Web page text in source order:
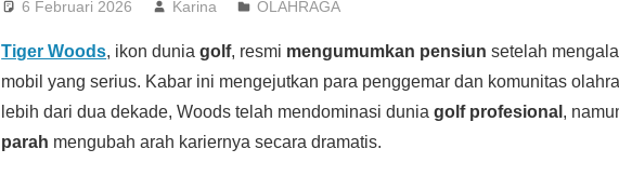
6 Februari 2026 Karina OLAHRAGA
Tiger Woods, ikon duniagolf, resmi mengumumkan pensiun setelah
mobil yang serius. Kabar ini mengejutkan para penggemar dan komunitas
lebih dari dua dekade, Woods telah mendominasi duniagolf profesional ,
parah mengubah arah kariernya secara dramatis.